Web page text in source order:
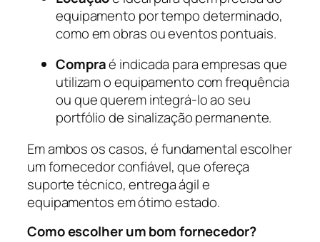
equipamento por tempo determinado,
como em obras ou eventos pontuais.
Compraé indicada para empresas que
utilizam o equipamento com frequência
ou que querem integrá-lo ao seu
portfólio de sinalização permanente.
Em ambos os casos, é fundamental escolher
um fornecedor confiável, que ofereça
suporte técnico, entrega ágil e
equipamentos em ótimo estado.
Como escolher um bom fornecedor?